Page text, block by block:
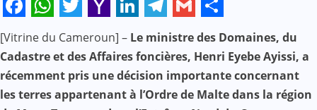
Facebook
WhatsApp
Twitter
Yahoo
Mail
LinkedIn
Telegram
Gmail
Share
[Vitrine du Cameroun] – Le ministre des Domaines, du
Cadastre et des Affaires foncières, Henri Eyebe Ayissi, a
récemment pris une décision importante concernant
les terres appartenant à l’Ordre de Malte dans la région